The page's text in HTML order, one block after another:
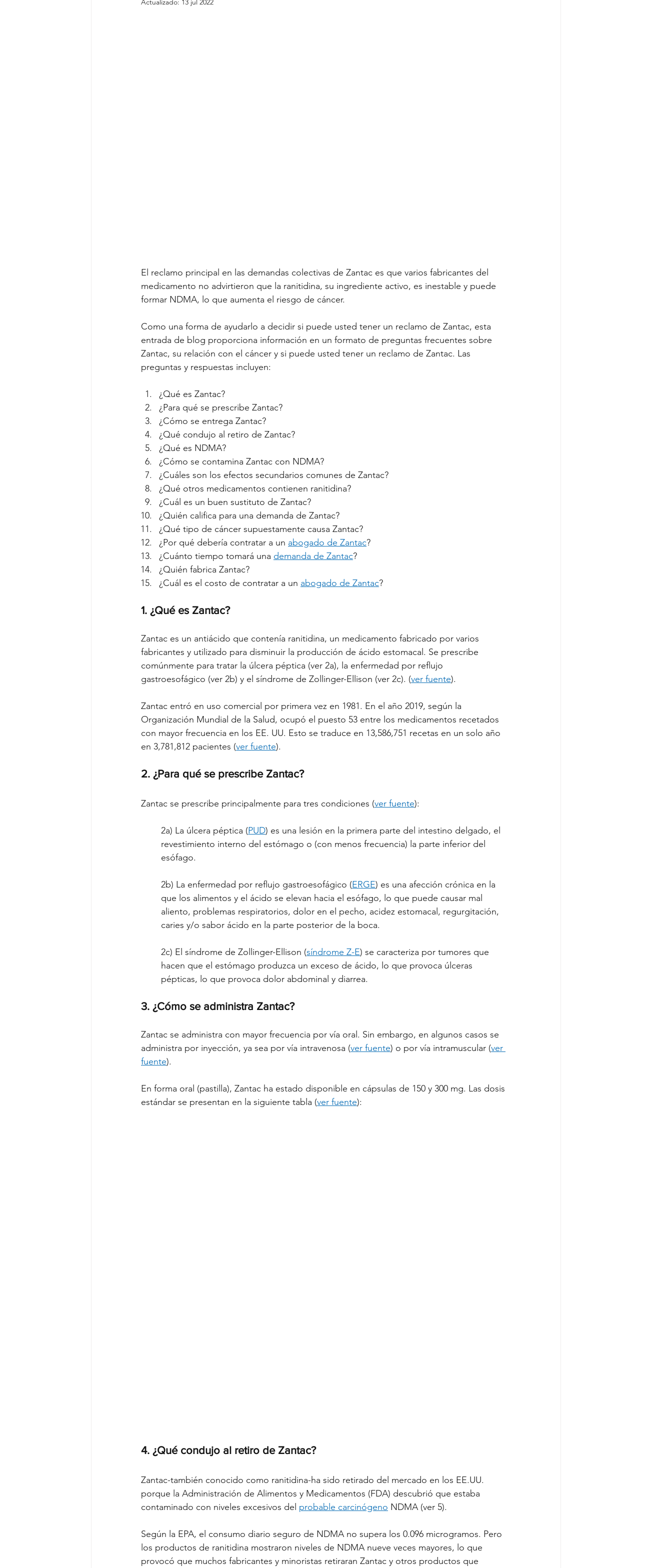
Actualizado: 13 jul 2022
El reclamo principal en las demandas colectivas de Zantac es que varios fabricantes del
medicamento no advirtieron que la ranitidina, su ingrediente activo, es inestable y puede
formar NDMA, lo que aumenta el riesgo de cáncer.
Como una forma de ayudarlo a decidir si puede usted tener un reclamo de Zantac, esta
entrada de blog proporciona información en un formato de preguntas frecuentes sobre
Zantac, su relación con el cáncer y si puede usted tener un reclamo de Zantac. Las
preguntas y respuestas incluyen:
¿Qué es Zantac?
¿Para qué se prescribe Zantac?
¿Cómo se entrega Zantac?
¿Qué condujo al retiro de Zantac?
¿Qué es NDMA?
¿Cómo se contamina Zantac con NDMA?
¿Cuáles son los efectos secundarios comunes de Zantac?
¿Qué otros medicamentos contienen ranitidina?
¿Cuál es un buen sustituto de Zantac?
¿Quién califica para una demanda de Zantac?
¿Qué tipo de cáncer supuestamente causa Zantac?
¿Por qué debería contratar a un abogado de Zantac?
¿Cuánto tiempo tomará una demanda de Zantac?
¿Quién fabrica Zantac?
¿Cuál es el costo de contratar a un abogado de Zantac?
1. ¿Qué es Zantac?
Zantac es un antiácido que contenía ranitidina, un medicamento fabricado por varios
fabricantes y utilizado para disminuir la producción de ácido estomacal. Se prescribe
comúnmente para tratar la úlcera péptica (ver 2a), la enfermedad por reflujo
gastroesofágico (ver 2b) y el síndrome de Zollinger-Ellison (ver 2c). (ver fuente).
Zantac entró en uso comercial por primera vez en 1981. En el año 2019, según la
Organización Mundial de la Salud, ocupó el puesto 53 entre los medicamentos recetados
con mayor frecuencia en los EE. UU. Esto se traduce en 13,586,751 recetas en un solo año
en 3,781,812 pacientes (ver fuente).
2. ¿Para qué se prescribe Zantac?
Zantac se prescribe principalmente para tres condiciones (ver fuente):
2a) La úlcera péptica (PUD) es una lesión en la primera parte del intestino delgado, el
revestimiento interno del estómago o (con menos frecuencia) la parte inferior del
esófago.
2b) La enfermedad por reflujo gastroesofágico (ERGE) es una afección crónica en la
que los alimentos y el ácido se elevan hacia el esófago, lo que puede causar mal
aliento, problemas respiratorios, dolor en el pecho, acidez estomacal, regurgitación,
caries y/o sabor ácido en la parte posterior de la boca.
2c) El síndrome de Zollinger-Ellison (síndrome Z-E) se caracteriza por tumores que
hacen que el estómago produzca un exceso de ácido, lo que provoca úlceras
pépticas, lo que provoca dolor abdominal y diarrea.
3. ¿Cómo se administra Zantac?
Zantac se administra con mayor frecuencia por vía oral. Sin embargo, en algunos casos se
administra por inyección, ya sea por vía intravenosa (ver fuente) o por vía intramuscular (ver
fuente).
En forma oral (pastilla), Zantac ha estado disponible en cápsulas de 150 y 300 mg. Las dosis
estándar se presentan en la siguiente tabla (ver fuente):
4. ¿Qué condujo al retiro de Zantac?
Zantac-también conocido como ranitidina-ha sido retirado del mercado en los EE.UU.
porque la Administración de Alimentos y Medicamentos (FDA) descubrió que estaba
contaminado con niveles excesivos del probable carcinógeno NDMA (ver 5).
Según la EPA, el consumo diario seguro de NDMA no supera los 0.096 microgramos. Pero
los productos de ranitidina mostraron niveles de NDMA nueve veces mayores, lo que
provocó que muchos fabricantes y minoristas retiraran Zantac y otros productos que